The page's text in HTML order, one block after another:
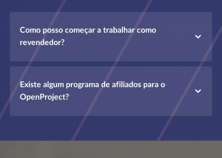
Como posso começar a trabalhar como
revendedor?
Existe algum programa de afiliados para o
OpenProject?